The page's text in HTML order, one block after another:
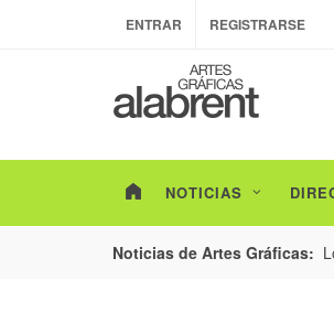
ENTRAR REGISTRARSE
NOTICIAS
Noticias de Artes Gráficas:
de envases con un nuevo estudio de